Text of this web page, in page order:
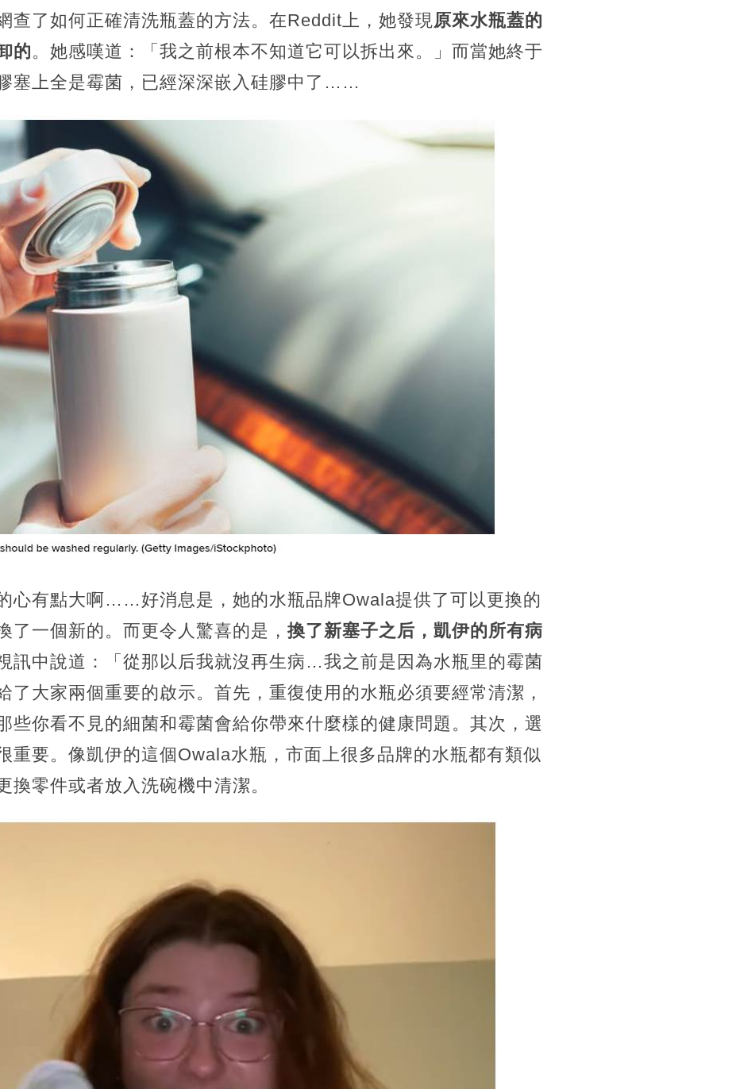
查了如何正確清洗瓶蓋的方法。在Reddit上，她發現原來水瓶蓋的
的。她感嘆道：「我之前根本不知道它可以拆出來。」而當她終于
塞上全是霉菌，已經深深嵌入硅膠中了……
心有點大啊……好消息是，她的水瓶品牌Owala提供了可以更換的
了一個新的。而更令人驚喜的是， 換了新塞子之后，凱伊的所有病
訊中說道：「從那以后我就沒再生病…我之前是因為水瓶里的霉菌
了大家兩個重要的啟示。首先，重復使用的水瓶必須要經常清潔，
些你看不見的細菌和霉菌會給你帶來什麼樣的健康問題。其次，選
重要。像凱伊的這個Owala水瓶，市面上很多品牌的水瓶都有類似
換零件或者放入洗碗機中清潔。